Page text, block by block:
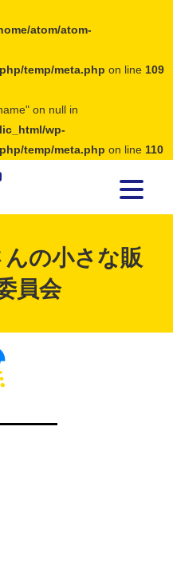
atom/atom-
temp/meta.php on line 109
on null in
wp-
temp/meta.php on line 110
の小さな販
員会